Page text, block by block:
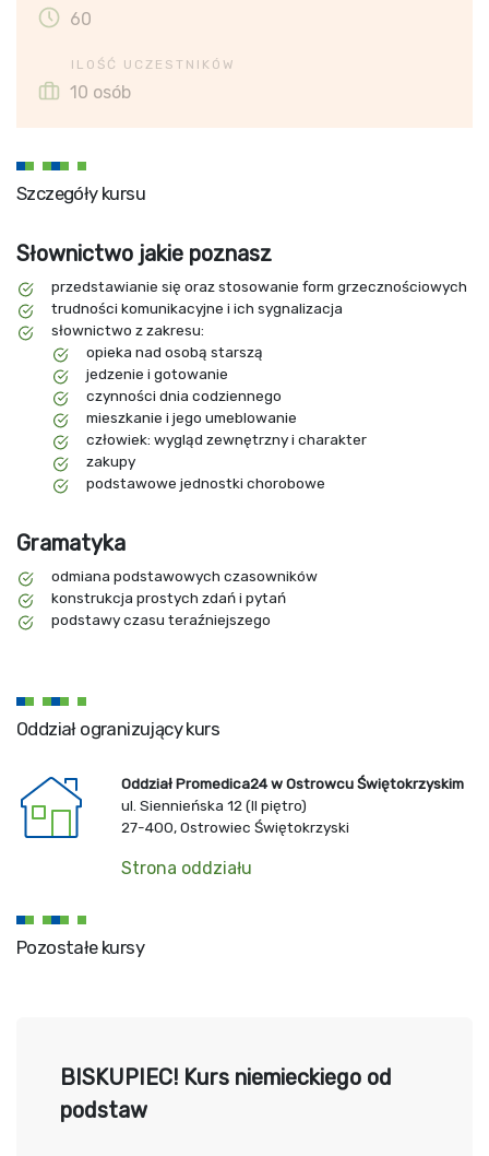
60
ILOŚĆ UCZESTNIKÓW
10 osób
Szczegóły kursu
Słownictwo jakie poznasz
przedstawianie się oraz stosowanie form grzecznościowych
trudności komunikacyjne i ich sygnalizacja
słownictwo z zakresu:
opieka nad osobą starszą
jedzenie i gotowanie
czynności dnia codziennego
mieszkanie i jego umeblowanie
człowiek: wygląd zewnętrzny i charakter
zakupy
podstawowe jednostki chorobowe
Gramatyka
odmiana podstawowych czasowników
konstrukcja prostych zdań i pytań
podstawy czasu teraźniejszego
Oddział ogranizujący kurs
Oddział Promedica24 w Ostrowcu Świętokrzyskim
ul. Siennieńska 12 (II piętro)
27-400, Ostrowiec Świętokrzyski
Strona oddziału
Pozostałe kursy
BISKUPIEC! Kurs niemieckiego od
podstaw